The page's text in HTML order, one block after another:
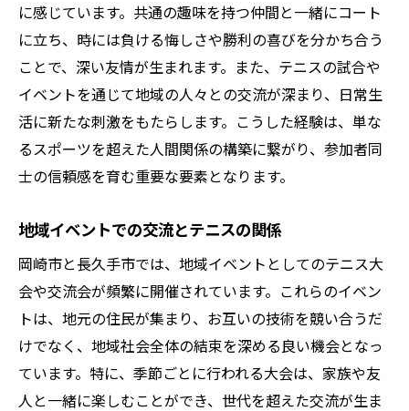
に感じています。共通の趣味を持つ仲間と一緒にコート
に立ち、時には負ける悔しさや勝利の喜びを分かち合う
ことで、深い友情が生まれます。また、テニスの試合や
イベントを通じて地域の人々との交流が深まり、日常生
活に新たな刺激をもたらします。こうした経験は、単な
るスポーツを超えた人間関係の構築に繋がり、参加者同
士の信頼感を育む重要な要素となります。
地域イベントでの交流とテニスの関係
岡崎市と長久手市では、地域イベントとしてのテニス大
会や交流会が頻繁に開催されています。これらのイベン
トは、地元の住民が集まり、お互いの技術を競い合うだ
けでなく、地域社会全体の結束を深める良い機会となっ
ています。特に、季節ごとに行われる大会は、家族や友
人と一緒に楽しむことができ、世代を超えた交流が生ま